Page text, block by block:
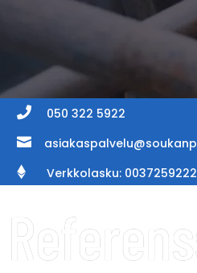
 050 322 5922

 Verkkolasku: